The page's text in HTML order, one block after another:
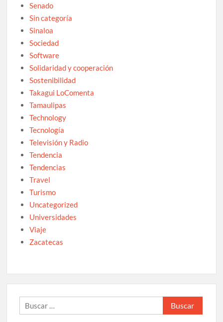
Senado
Sin categoría
Sinaloa
Sociedad
Software
Solidaridad y cooperación
Sostenibilidad
Takagui LoComenta
Tamaulipas
Technology
Tecnología
Televisión y Radio
Tendencia
Tendencias
Travel
Turismo
Uncategorized
Universidades
Viaje
Zacatecas
Buscar: